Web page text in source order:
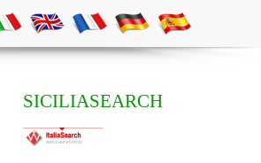
SICILIASEARCH